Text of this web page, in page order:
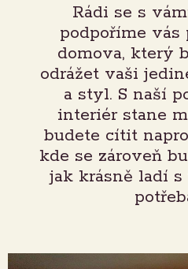
Rádi se s
podpoříme
domova, který
odrážet vaši
a styl. S naší
interiér stane
budete cítit
kde se zároveň
jak krásně ladí